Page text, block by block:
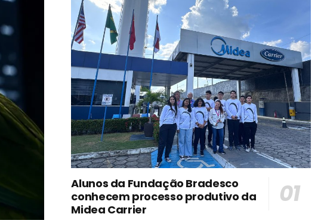
Alunos da Fundação Bradesco
conhecem processo produtivo da
Midea Carrier